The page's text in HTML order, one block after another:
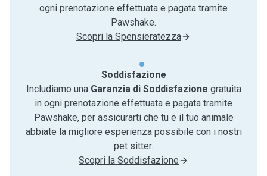
ogni prenotazione effettuata e pagata tramite
Pawshake.
Scopri la Spensieratezza
Soddisfazione
Includiamo una Garanzia di Soddisfazione gratuita
in ogni prenotazione effettuata e pagata tramite
Pawshake, per assicurarti che tu e il tuo animale
abbiate la migliore esperienza possibile con i nostri
pet sitter.
Scopri la Soddisfazione